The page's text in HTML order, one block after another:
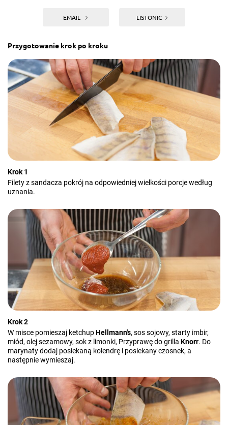
EMAIL LISTONIC
Przygotowanie krok po kroku
Krok 1
Filety z sandacza pokrój na odpowiedniej wielkości porcje według
uznania.
Krok 2
W misce pomieszaj ketchupHellmann's, sos sojowy, starty imbir,
miód, olej sezamowy, sok z limonki, Przyprawę do grilla Knorr. Do
marynaty dodaj posiekaną kolendrę i posiekany czosnek, a
następnie wymieszaj.